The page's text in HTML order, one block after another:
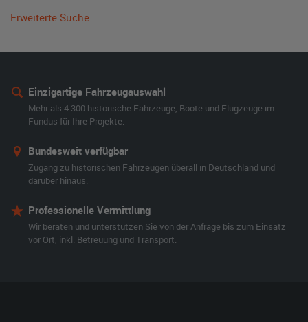
Erweiterte Suche
Einzigartige Fahrzeugauswahl
Mehr als 4.300 historische Fahrzeuge, Boote und Flugzeuge im
Fundus für Ihre Projekte.
Bundesweit verfügbar
Zugang zu historischen Fahrzeugen überall in Deutschland und
darüber hinaus.
Professionelle Vermittlung
Wir beraten und unterstützen Sie von der Anfrage bis zum Einsatz
vor Ort, inkl. Betreuung und Transport.